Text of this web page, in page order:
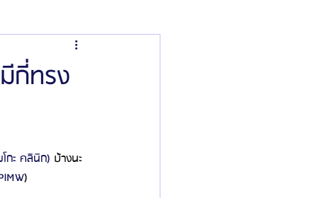
ศัลยแพทย์ ประเทศเกาหลี
Consultant คู่มือศัลยกรรม
กี่ทรง
โกะ คลินิก) บ้างนะ
)